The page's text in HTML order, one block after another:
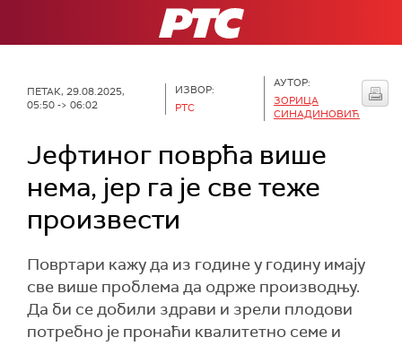
РТС
ПЕТАК, 29.08.2025,
05:50 -> 06:02
ИЗВОР:
РТС
АУТОР:
ЗОРИЦА
СИНАДИНОВИЋ
Јефтиног поврћа више
нема, јер га је све теже
произвести
Повртари кажу да из године у годину имају
све више проблема да одрже производњу.
Да би се добили здрави и зрели плодови
потребно је пронаћи квалитетно семе и